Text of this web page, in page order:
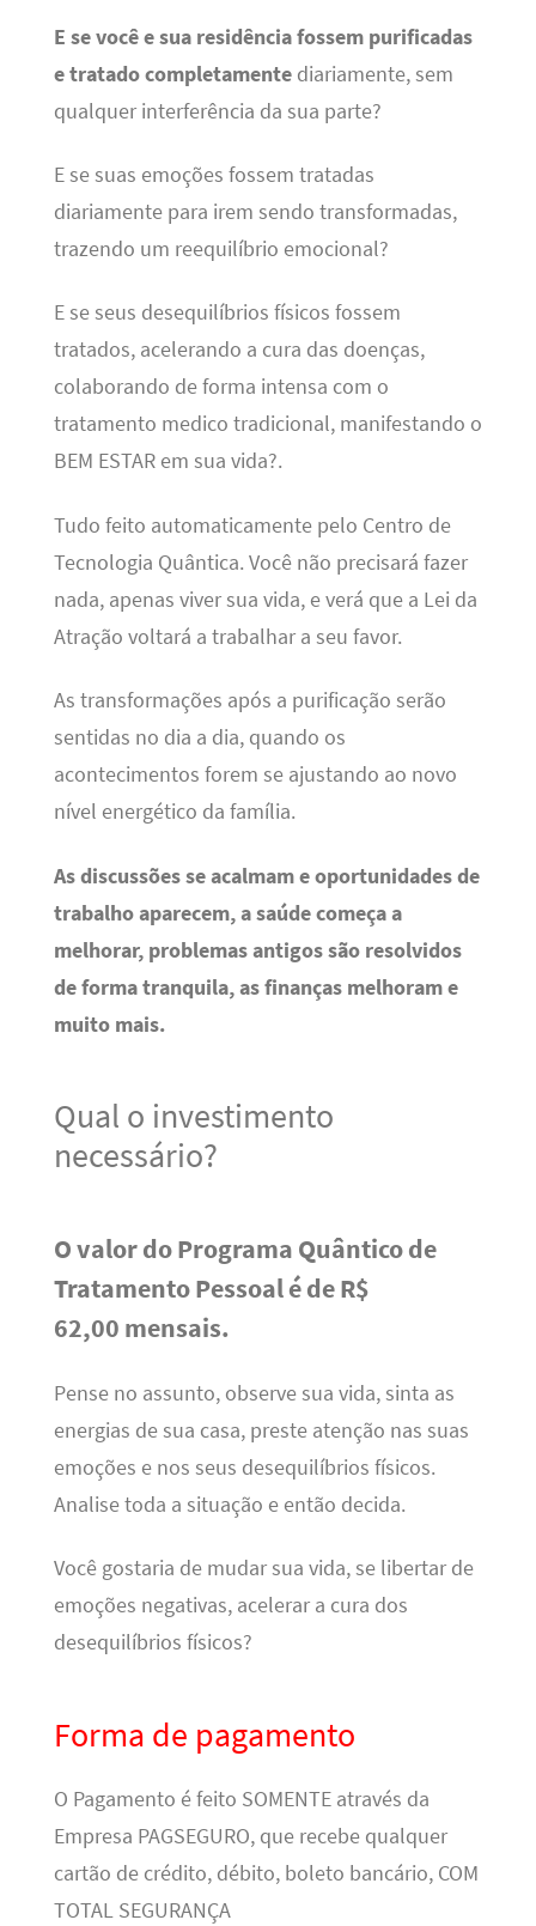
E se você e sua residência fossem purificadas
e tratado completamentediariamente, sem
qualquer interferência da sua parte?
E se suas emoções fossem tratadas
diariamente para irem sendo transformadas,
trazendo um reequilíbrio emocional?
E se seus desequilíbrios físicos fossem
tratados, acelerando a cura das doenças,
colaborando de forma intensa com o
tratamento medico tradicional, manifestando o
BEM ESTAR em sua vida?.
Tudo feito automaticamente pelo Centro de
Tecnologia Quântica. Você não precisará fazer
nada, apenas viver sua vida, e verá que a Lei da
Atração voltará a trabalhar a seu favor.
As transformações após a purificação serão
sentidas no dia a dia, quando os
acontecimentos forem se ajustando ao novo
nível energético da família.
As discussões se acalmam e oportunidades de
trabalho aparecem, a saúde começa a
melhorar, problemas antigos são resolvidos
de forma tranquila, as finanças melhoram e
muito mais.
Qual o investimento
necessário?
O valor do Programa Quântico de
Tratamento Pessoal é de R$
62,00 mensais.
Pense no assunto, observe sua vida, sinta as
energias de sua casa, preste atenção nas suas
emoções e nos seus desequilíbrios físicos.
Analise toda a situação e então decida.
Você gostaria de mudar sua vida, se libertar de
emoções negativas, acelerar a cura dos
desequilíbrios físicos?
Forma de pagamento
O Pagamento é feito SOMENTE através da
Empresa PAGSEGURO, que recebe qualquer
cartão de crédito, débito, boleto bancário, COM
TOTAL SEGURANÇA